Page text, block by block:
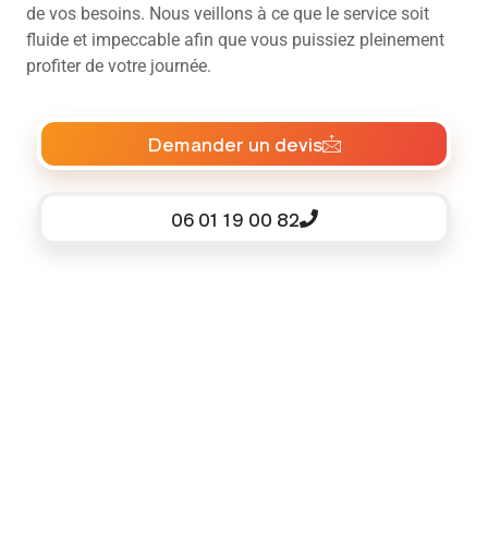
de vos besoins. Nous veillons à ce que le service soit
fluide et impeccable afin que vous puissiez pleinement
profiter de votre journée.
Demander un devis
06 01 19 00 82